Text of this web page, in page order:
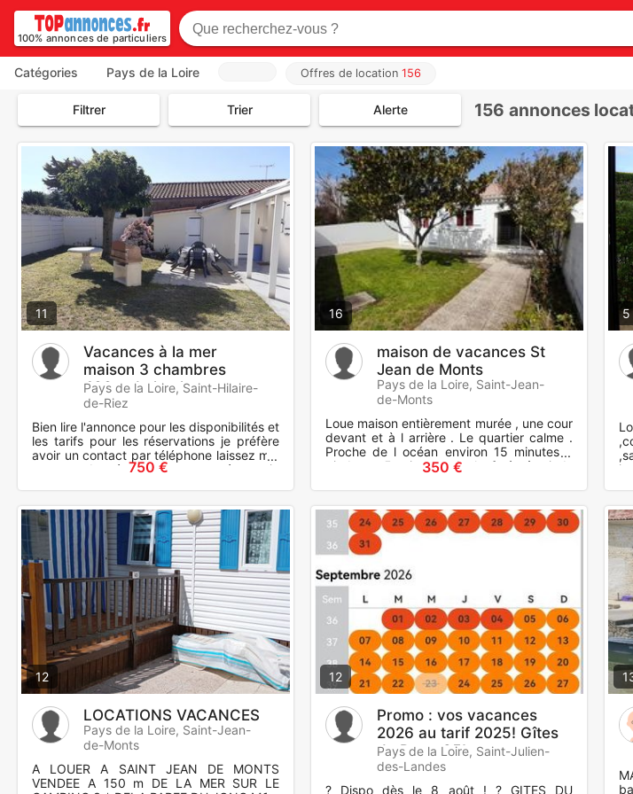
100% annonces de particuliers
Catégories Pays de la Loire Offres de location 156
Filtrer Trier Alerte 156 annonces
11
Vacances à la mer
maison 3 chambres
400m de la plage
Pays de la Loire, Saint-Hilaire-
de-Riez
Bien lire l'annonce pour les disponibilités et
les tarifs pour les réservations je préfère
avoir un contact par téléphone laissez moi
vos coordonnées ou votre numéro et je
750 €
16
maison de vacances St
Jean de Monts
Pays de la Loire, Saint-Jean-
de-Monts
Loue maison entièrement murée , une cour
devant et à l arrière . Le quartier calme .
Proche de l océan environ 15 minutes à
pieds et 5 minutes de la forêt à pieds
350 €
5
12
LOCATIONS VACANCES
Pays de la Loire, Saint-Jean-
de-Monts
A LOUER A SAINT JEAN DE MONTS
VENDEE A 150 m DE LA MER SUR LE
12
Promo : vos vacances
2026 au tarif 2025! Gîtes
du Parc, 85!
Pays de la Loire, Saint-Julien-
des-Landes
? Dispo dès le 8 août ! ? GITES DU